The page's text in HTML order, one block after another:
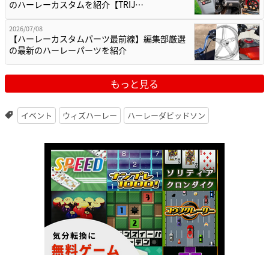
のハーレーカスタムを紹介【TRIJ…
2026/07/08
【ハーレーカスタムパーツ最前線】編集部厳選
の最新のハーレーパーツを紹介
もっと見る
イベント ウィズハーレー ハーレーダビッドソン